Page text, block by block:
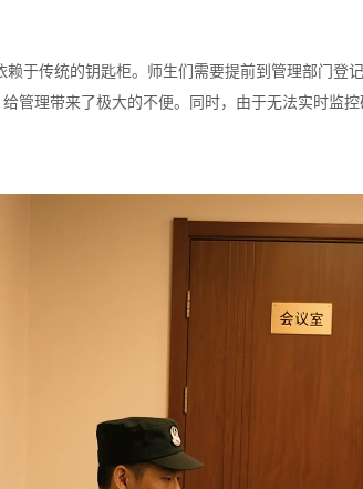
于传统的钥匙柜。师生们需要提前到管理部门登
管理带来了极大的不便。同时，由于无法实时监